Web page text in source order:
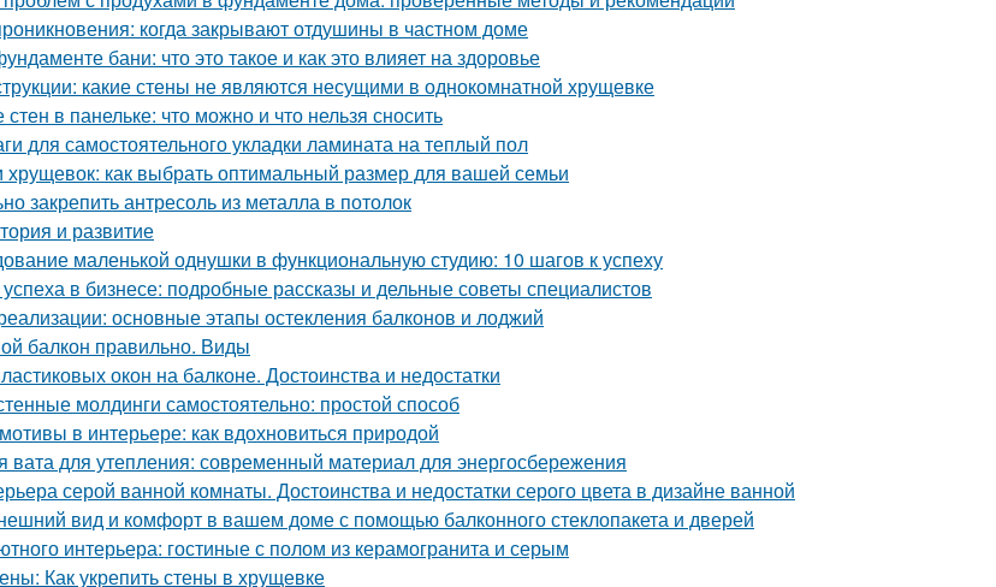
когда закрывают отдушины в частном доме
бани: что это такое и как это влияет на здоровье
какие стены не являются несущими в однокомнатной хрущевке
в панельке: что можно и что нельзя сносить
для самостоятельного укладки ламината на теплый пол
хрущевок: как выбрать оптимальный размер для вашей семьи
закрепить антресоль из металла в потолок
и развитие
маленькой однушки в функциональную студию: 10 шагов к успеху
успеха в бизнесе: подробные рассказы и дельные советы специалистов
основные этапы остекления балконов и лоджий
балкон правильно. Виды
окон на балконе. Достоинства и недостатки
молдинги самостоятельно: простой способ
в интерьере: как вдохновиться природой
вата для утепления: современный материал для энергосбережения
серой ванной комнаты. Достоинства и недостатки серого цвета в дизайне ванной
вид и комфорт в вашем доме с помощью балконного стеклопакета и дверей
интерьера: гостиные с полом из керамогранита и серым
Как укрепить стены в хрущевке